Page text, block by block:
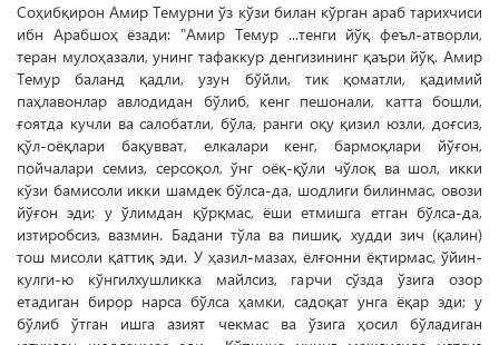
Соҳибқирон Амир Темурни ўз кўзи билан кўрган араб тарихчиси
ибн Арабшоҳ ёзади: "Амир Темур ...тенги йўқ феъл-атворли,
теран мулоҳазали, унинг тафаккур денгизининг қаъри йўқ. Амир
Темур баланд қадли, узун бўйли, тик қоматли, қадимий
паҳлавонлар авлодидан бўлиб, кенг пешонали, катта бошли,
ғоятда кучли ва салобатли, бўла, ранги оқу қизил юзли, доғсиз,
қўл-оёқлари бақувват, елкалари кенг, бармоқлари йўғон,
пойчалари семиз, серсоқол, ўнг оёқ-қўли чўлоқ ва шол, икки
кўзи бамисоли икки шамдек бўлса-да, шодлиги билинмас, овози
йўғон эди; у ўлимдан қўрқмас, ёши етмишга етган бўлса-да,
изтиробсиз, вазмин. Бадани тўла ва пишиқ, худди зич (қалин)
тош мисоли қаттиқ эди. У ҳазил-мазах, ёлғонни ёқтирмас, ўйин-
кулги-ю кўнгилхушликка майлсиз, гарчи сўзда ўзига озор
етадиган бирор нарса бўлса ҳамки, садоқат унга ёқар эди; у
бўлиб ўтган ишга азият чекмас ва ўзига ҳосил бўладиган